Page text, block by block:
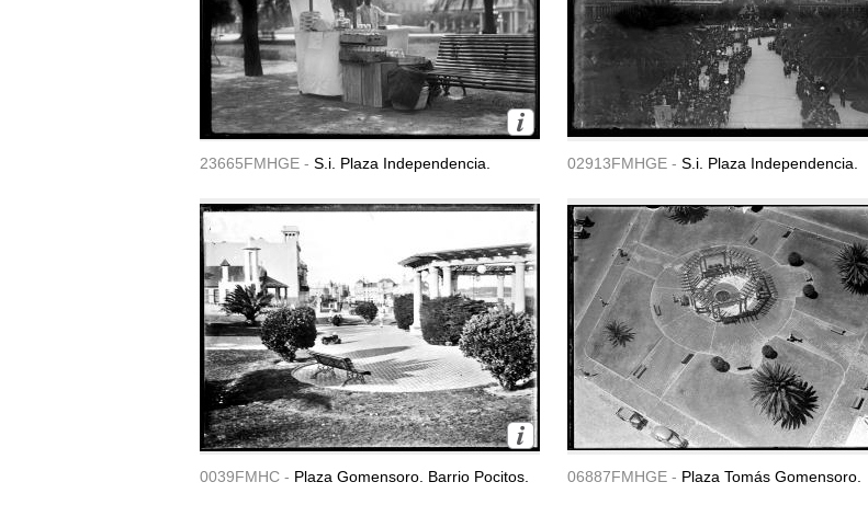
23665FMHGE - S.i. Plaza Independencia. 02913FMHGE - S.i. Plaza Independencia.
0039FMHC - Plaza Gomensoro. Barrio Pocitos. 06887FMHGE - Plaza Tomás Gomensoro.